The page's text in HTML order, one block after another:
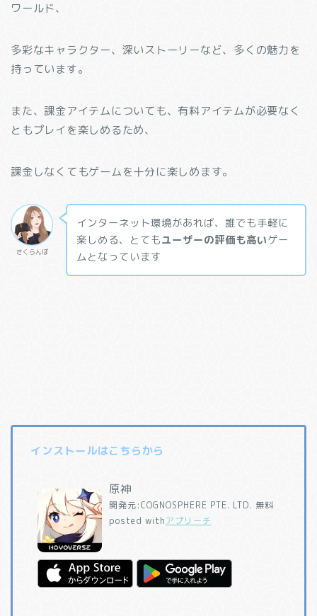
ワールド、
多彩なキャラクター、深いストーリーなど、多くの魅力を
持っています。
また、課金アイテムについても、有料アイテムが必要なく
ともプレイを楽しめるため、
課金しなくてもゲームを十分に楽しめます。
さくらんぼ
インターネット環境があれば、誰でも手軽に
楽しめる、とてもユーザーの評価も高いゲー
ムとなっています
インストールはこちらから
原神
開発元:COGNOSPHERE PTE. LTD. 無料
posted withアプリーチ